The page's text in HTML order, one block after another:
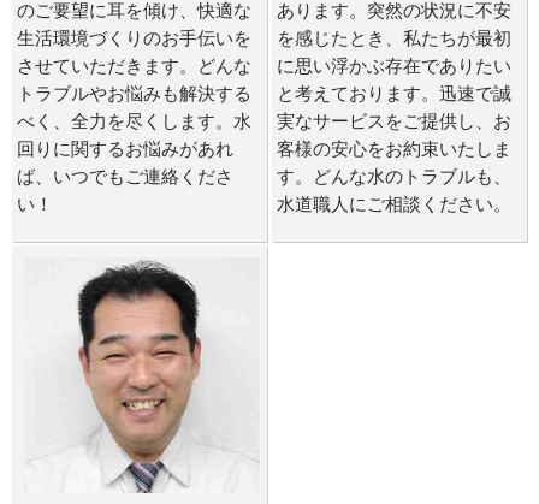
のご要望に耳を傾け、快適な
生活環境づくりのお手伝いを
させていただきます。どんな
トラブルやお悩みも解決する
べく、全力を尽くします。水
回りに関するお悩みがあれ
ば、いつでもご連絡くださ
い！
あります。突然の状況に不安
を感じたとき、私たちが最初
に思い浮かぶ存在でありたい
と考えております。迅速で誠
実なサービスをご提供し、お
客様の安心をお約束いたしま
す。どんな水のトラブルも、
水道職人にご相談ください。